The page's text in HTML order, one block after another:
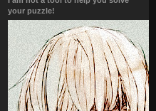
your puzzle!